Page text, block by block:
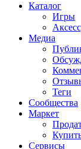
Каталог
Игры
Медиа
Теги
Сообщества
Маркет
Сервисы